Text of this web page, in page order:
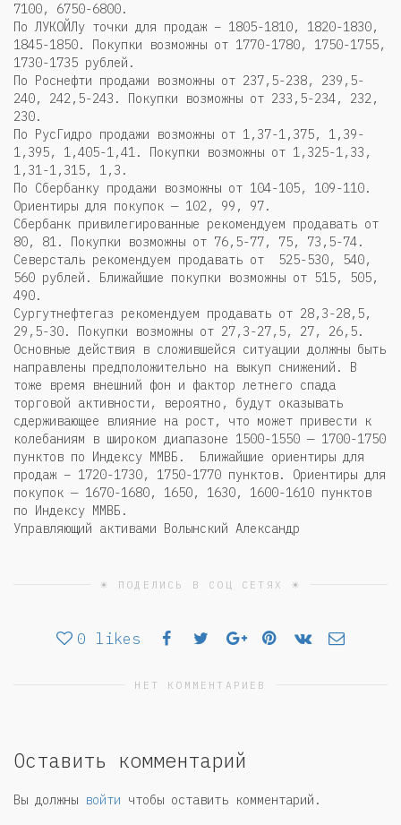
7100, 6750-6800.
По ЛУКОЙЛу точки для продаж – 1805-1810, 1820-1830,
1845-1850. Покупки возможны от 1770-1780, 1750-1755,
1730-1735 рублей.
По Роснефти продажи возможны от 237,5-238, 239,5-
240, 242,5-243. Покупки возможны от 233,5-234, 232,
230.
По РусГидро продажи возможны от 1,37-1,375, 1,39-
1,395, 1,405-1,41. Покупки возможны от 1,325-1,33,
1,31-1,315, 1,3.
По Сбербанку продажи возможны от 104-105, 109-110.
Ориентиры для покупок — 102, 99, 97.
Сбербанк привилегированные рекомендуем продавать от
80, 81. Покупки возможны от 76,5-77, 75, 73,5-74.
Северсталь рекомендуем продавать от 525-530, 540,
560 рублей. Ближайшие покупки возможны от 515, 505,
490.
Сургутнефтегаз рекомендуем продавать от 28,3-28,5,
29,5-30. Покупки возможны от 27,3-27,5, 27, 26,5.
Основные действия в сложившейся ситуации должны быть
направлены предположительно на выкуп снижений. В
тоже время внешний фон и фактор летнего спада
торговой активности, вероятно, будут оказывать
сдерживающее влияние на рост, что может привести к
колебаниям в широком диапазоне 1500-1550 — 1700-1750
пунктов по Индексу ММВБ. Ближайшие ориентиры для
продаж – 1720-1730, 1750-1770 пунктов. Ориентиры для
покупок — 1670-1680, 1650, 1630, 1600-1610 пунктов
по Индексу ММВБ.
Управляющий активами Волынский Александр
☀ ПОДЕЛИСЬ В СОЦ СЕТЯХ ☀
0 likes
НЕТ КОММЕНТАРИЕВ
Оставить комментарий
Вы должны войти чтобы оставить комментарий.